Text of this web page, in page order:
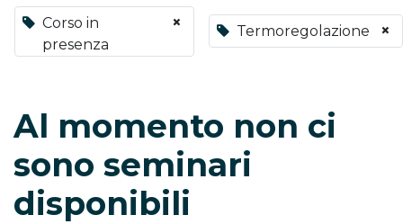
Corso in
presenza
× Termoregolazione ×
Al momento non ci
sono seminari
disponibili